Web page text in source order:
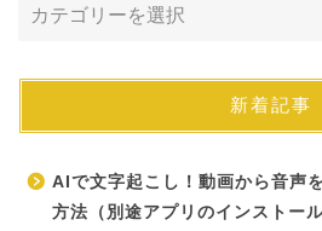
新着記事
AIで文字起こし！動画から音声
方法（別途アプリのインストール